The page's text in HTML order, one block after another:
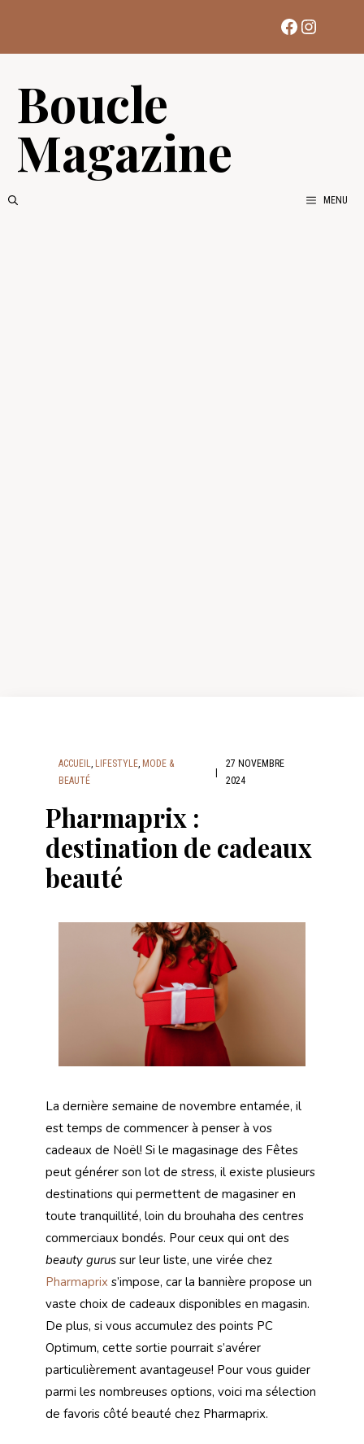
contenu
Facebook
Boucle
Magazine
MENU
ACCUEIL, LIFESTYLE, MODE &
BEAUTÉ
|
27 NOVEMBRE
2024
Pharmaprix :
destination de cadeaux
beauté
La dernière semaine de novembre entamée, il
est temps de commencer à penser à vos
cadeaux de Noël! Si le magasinage des Fêtes
peut générer son lot de stress, il existe plusieurs
destinations qui permettent de magasiner en
toute tranquillité, loin du brouhaha des centres
commerciaux bondés. Pour ceux qui ont des
beauty gurus sur leur liste, une virée chez
Pharmaprix s’impose, car la bannière propose un
vaste choix de cadeaux disponibles en magasin.
De plus, si vous accumulez des points PC
Optimum, cette sortie pourrait s’avérer
particulièrement avantageuse! Pour vous guider
parmi les nombreuses options, voici ma sélection
de favoris côté beauté chez Pharmaprix.